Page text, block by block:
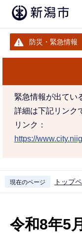
防災・緊急情報
緊急情報が出てい
詳細は下記リンク
リンク：
https://
現在のページ トップ
令和8年5